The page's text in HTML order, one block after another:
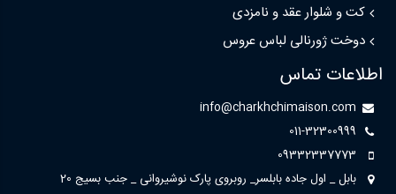
کت و شلوار عقد و نامزدی
دوخت ژورنالی لباس عروس
اطلاعات تماس
info@charkhchimaison.com
011-32300999
09332337773
بابل _ اول جاده بابلسر_ روبروی پارک نوشیروانی _ جنب بسیج 20